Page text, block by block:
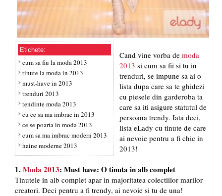
Etichete:
cum sa fiu la moda 2013
tinute la moda in 2013
must-have in 2013
trenduri 2013
tendinte moda 2013
cu ce sa ma imbrac in 2013
ce se poarta in moda 2013
cum sa ma imbrac modern 2013
haine moderne 2013
Cand vine vorba de moda
2013 si cum sa fii si tu in
trenduri, se impune sa ai o
lista dupa care sa te ghidezi
cu piesele din garderoba ta
care sa iti asigure statutul de
persoana trendy. Iata deci,
lista eLady cu tinute de care
ai nevoie pentru a fi chic in
2013!
1. Moda 2013: Must have: O tinuta in alb complet
Tinutele in alb complet apar in majoritatea colectiilor marilor
creatori. Deci pentru a fi trendy, ai nevoie si tu de una!